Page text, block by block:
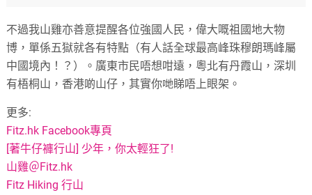
不過我山雞亦善意提醒各位強國人民，偉大嘅祖國地大物
博，單係五獄就各有特點（有人話全球最高峰珠穆朗瑪峰屬
中國境內！？）。廣東市民唔想咁遠，粵北有丹霞山，深圳
有梧桐山，香港啲山仔，其實你哋睇唔上眼架。
更多:
Fitz.hk Facebook專頁
[著牛仔褲行山] 少年，你太輕狂了!
山雞＠Fitz.hk
Fitz Hiking 行山